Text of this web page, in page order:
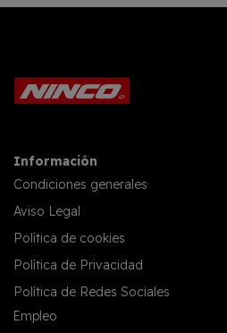
Información
Condiciones generales
Aviso Legal
Política de cookies
Política de Privacidad
Política de Redes Sociales
Empleo